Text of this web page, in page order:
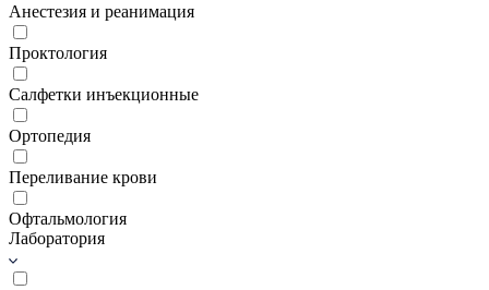
Анестезия и реанимация
Проктология
Салфетки инъекционные
Ортопедия
Переливание крови
Офтальмология
Лаборатория